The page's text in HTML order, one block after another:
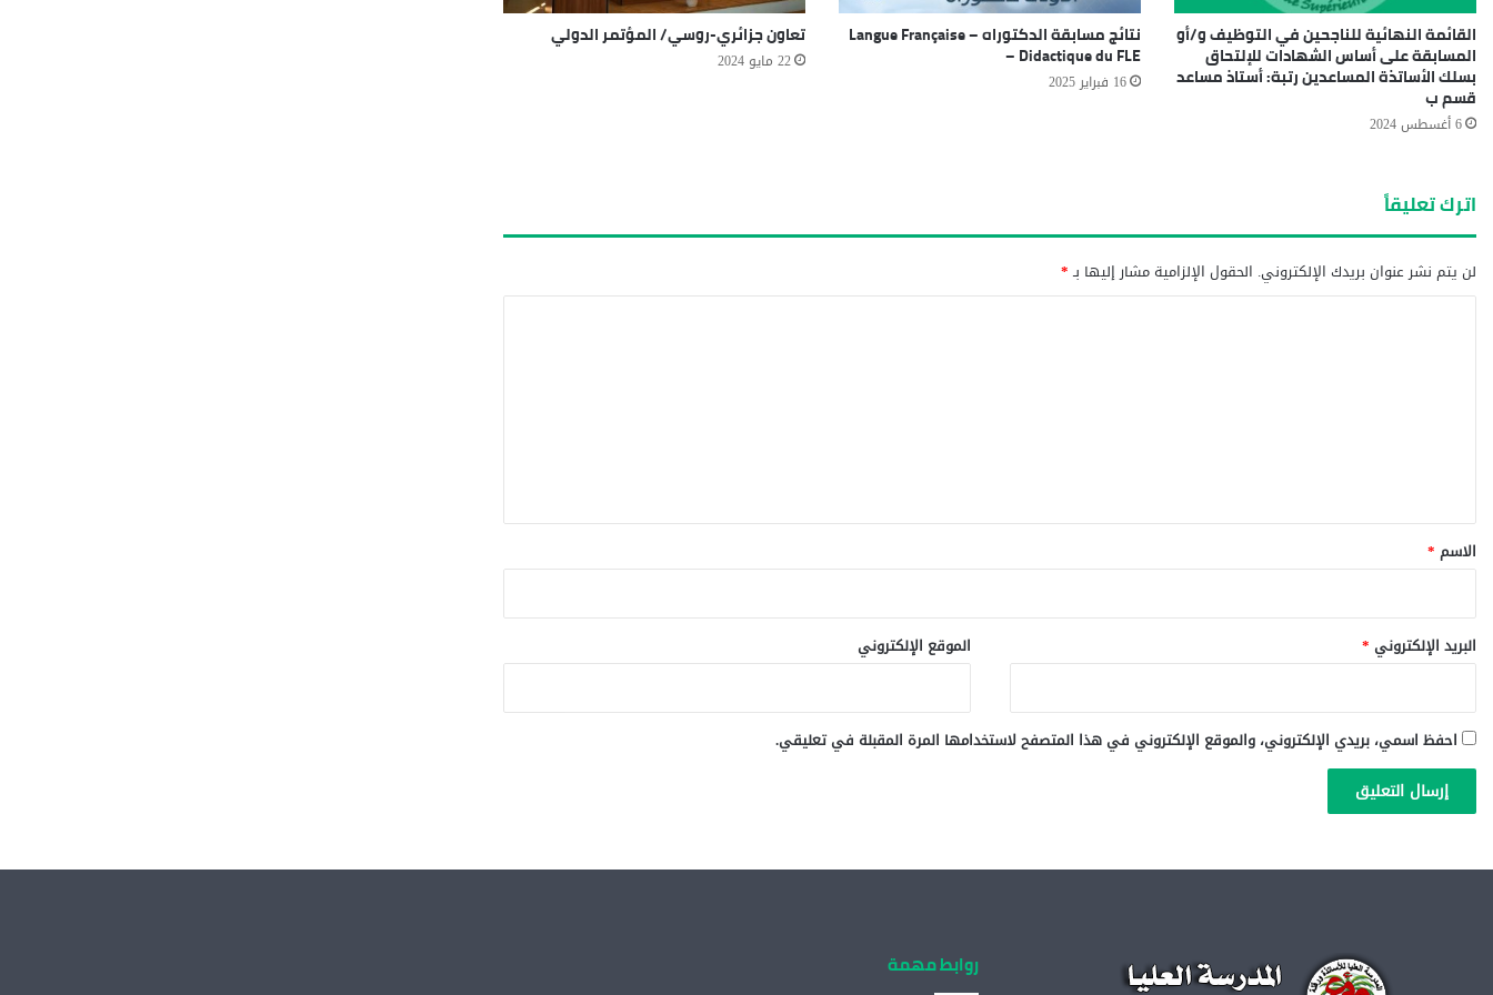
القائمة النهائية للناجحين في التوظيف و/أو
المسابقة على أساس الشهادات للإلتحاق
بسلك الأساتذة المساعدين رتبة: أستاذ مساعد
قسم ب
6 أغسطس 2024
نتائج مسابقة الدكتوراه – Langue Française
– Didactique du FLE
16 فبراير 2025
تعاون جزائري-روسي/ المؤتمر الدولي
22 مايو 2024
اترك تعليقاً
لن يتم نشر عنوان بريدك الإلكتروني. الحقول الإلزامية مشار إليها بـ*
*
الاسم *
البريد الإلكتروني * الموقع الإلكتروني
احفظ اسمي، بريدي الإلكتروني، والموقع الإلكتروني في هذا المتصفح لاستخدامها المرة المقبلة في تعليقي.
روابط مهمة